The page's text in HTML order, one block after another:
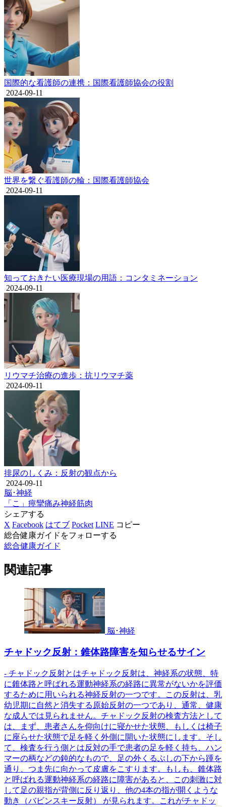
国際的な看護師の連携：国際看護師協会の役割
2024-09-11
世界を繋ぐ看護師の輪：国際看護師協会
2024-09-11
知っておきたい医療現場の用語：コンタミネーション
2024-09-11
リウマチ治療の進歩：抗リウマチ薬
2024-09-11
排尿のしくみ：反射の観点から
2024-09-11
脳･神経
「こ」 痙攣痛み神経筋肉
シェアする
X Facebook はてブ Pocket LINE コピー
総合健康ガイドをフォローする
総合健康ガイド
関連記事
脳･神経
チャドック反射：錐体路障害を知らせるサイン
- チャドック反射とはチャドック反射は、神経系の状態、特
に錐体路と呼ばれる運動神経系の経路に異常がないかを評価
するために用いられる神経反射の一つです。この反射は、乳
幼児期に自然と消失する原始反射の一つであり、通常、健康
な成人では見られません。チャドック反射の検査方法として
は、まず、患者さんを仰向けに寝かせた状態、もしくは椅子
に座らせた状態で足を軽く外側に開いた状態にします。そし
て、検査を行う側とは反対の手で患者の足を軽く持ち、ハン
マーの柄などの鈍的なもので、足の外くるぶしの下から踵を
通り、つま先に向かって皮膚をこすります。もしも、錐体路
と呼ばれる運動神経系の経路に障害があると、この刺激に対
して足の親指が背側に反り返り、他の4本の指が開くような
動き（バビンスキー反射） が見られます。これがチャドッ